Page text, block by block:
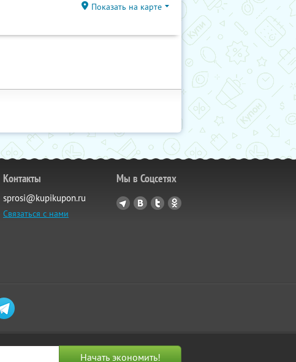
Показать на карте
Контакты
sprosi@kupikupon.ru
Связаться с нами
Мы в Соцсетях